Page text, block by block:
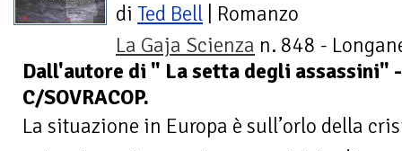
di Ted Bell | Romanzo
La Gaja Scienza n. 848 -
Dall'autore di " La setta degli assassini" -
C/SOVRACOP.
La situazione in Europa è sull’orlo della